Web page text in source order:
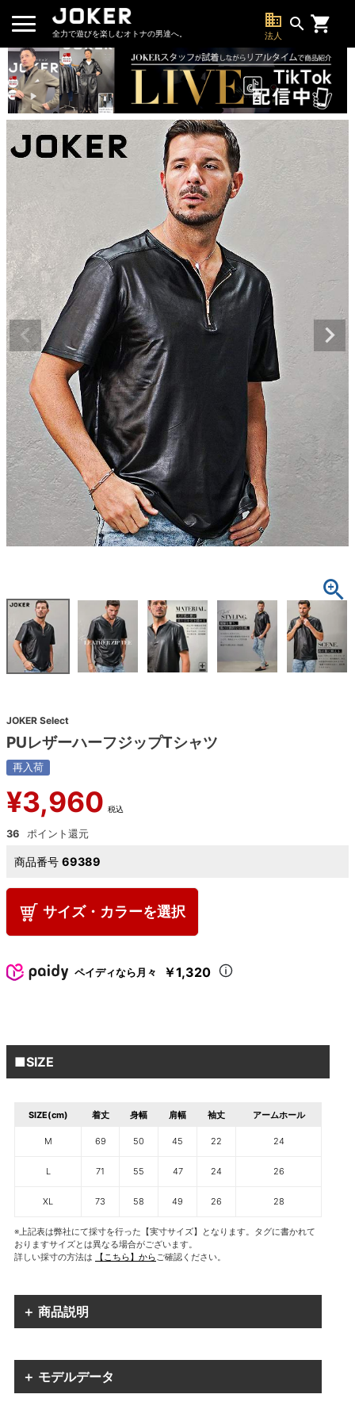
全力で遊びを楽しむオトナの男達へ。
business
法人
search
JOKER Select
PUレザーハーフジップTシャツ
再入荷
¥3,960 税込
36
商品番号 69389
サイズ・カラーを選択
ペイディなら月々 ￥1,320
■SIZE
SIZE(cm) 着丈 身幅 肩幅 袖丈 アームホール
M 69 50 45 22 24
L 71 55 47 24 26
XL 73 58 49 26 28
※上記表は弊社にて採寸を行った【実寸サイズ】となります。タグに書かれて
おりますサイズとは異なる場合がございます。
詳しい採寸の方法は
【こちら】からご確認ください。
＋ 商品説明
＋ モデルデータ